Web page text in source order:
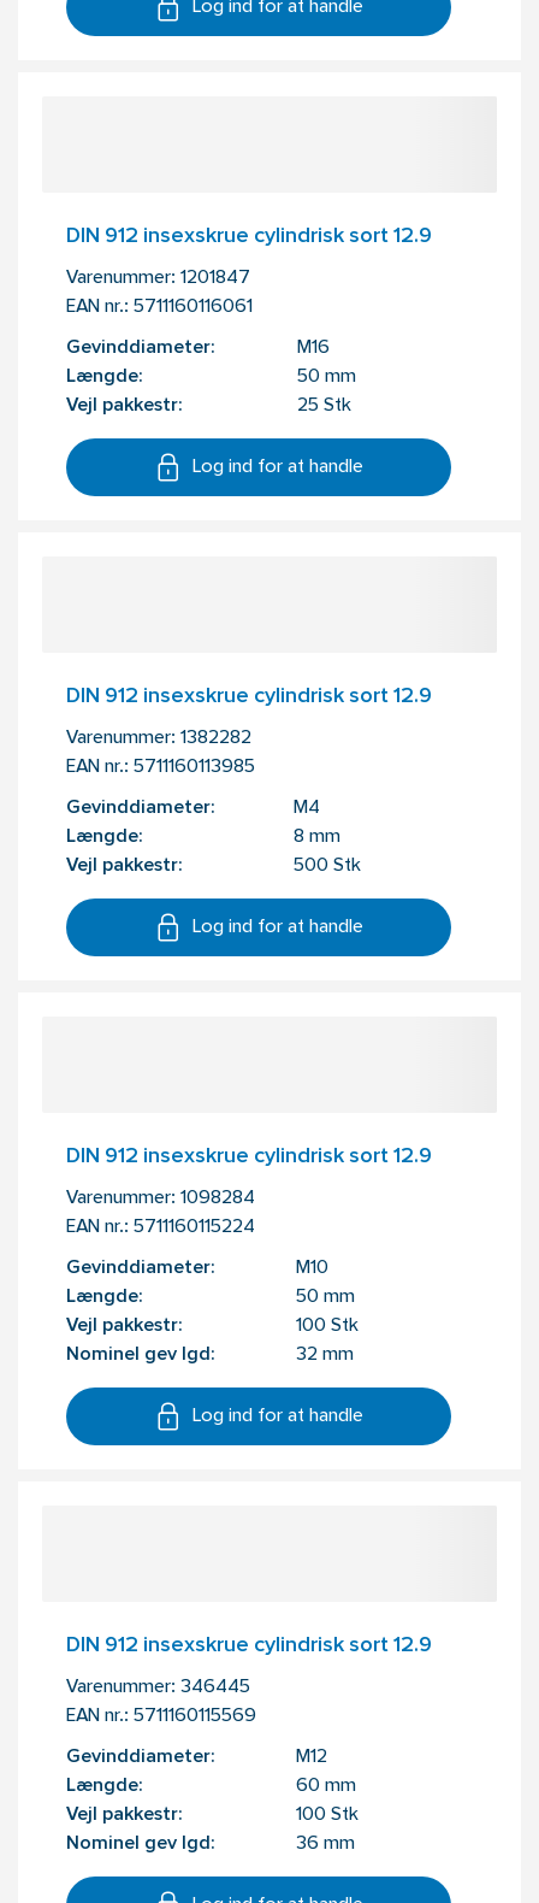
Log ind for at handle
DIN 912 insexskrue cylindrisk sort 12.9
Varenummer: 1201847
EAN nr.: 5711160116061
Gevinddiameter:
M16
Længde:
50 mm
Vejl pakkestr:
25 Stk
Log ind for at handle
DIN 912 insexskrue cylindrisk sort 12.9
Varenummer: 1382282
EAN nr.: 5711160113985
Gevinddiameter:
M4
Længde:
8 mm
Vejl pakkestr:
500 Stk
Log ind for at handle
DIN 912 insexskrue cylindrisk sort 12.9
Varenummer: 1098284
EAN nr.: 5711160115224
Gevinddiameter:
M10
Længde:
50 mm
Vejl pakkestr:
100 Stk
Nominel gev lgd:
32 mm
Log ind for at handle
DIN 912 insexskrue cylindrisk sort 12.9
Varenummer: 346445
EAN nr.: 5711160115569
Gevinddiameter:
M12
Længde:
60 mm
Vejl pakkestr:
100 Stk
Nominel gev lgd:
36 mm